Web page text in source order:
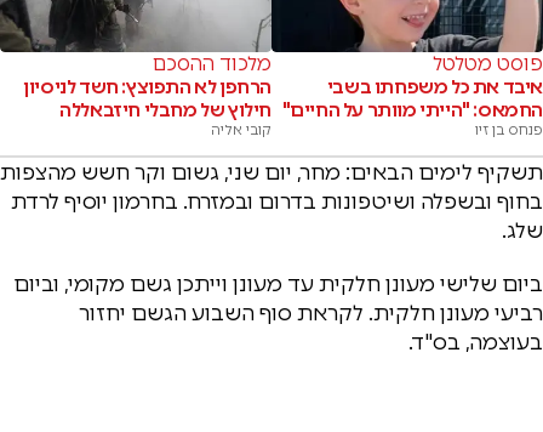
פוסט מטלטל
איבד את כל משפחתו בשבי
החמאס: "הייתי מוותר על החיים"
פנחס בן זיו
מלכוד ההסכם
הרחפן לא התפוצץ: חשד לניסיון
חילוץ של מחבלי חיזבאללה
קובי אליה
תשקיף לימים הבאים: מחר, יום שני, גשום וקר חשש מהצפות
בחוף ובשפלה ושיטפונות בדרום ובמזרח. בחרמון יוסיף לרדת
שלג.
ביום שלישי מעונן חלקית עד מעונן וייתכן גשם מקומי, וביום
רביעי מעונן חלקית. לקראת סוף השבוע הגשם יחזור
בעוצמה, בס"ד.